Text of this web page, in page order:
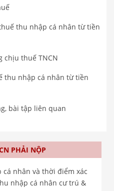
thu nhập cá nhân từ tiền
chịu thuế TNCN
thu nhập cá nhân từ tiền
bài tập liên quan
PHẢI NỘP
nhân và thời điểm xác
nhập cá nhân cư trú &